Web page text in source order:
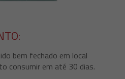
bem fechado em local
consumir em até 30 dias.